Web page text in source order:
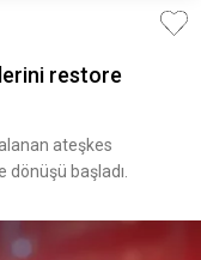
restore
ateşkes
dönüşü başladı.